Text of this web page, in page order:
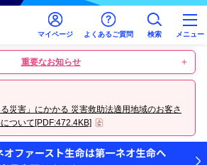
マイページ よくあるご質問 検索 メニュー
重要なお知らせ
災害」にかかる 災害救助法適用地域のお客さ
ついて[PDF:472.4KB]